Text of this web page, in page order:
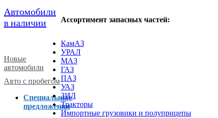
Автомобили
в наличии
Новые
автомобили
Авто с пробегом
Специальные
предложения
Ассортимент запасных частей:
КамАЗ
УРАЛ
МАЗ
ГАЗ
ПАЗ
УАЗ
ЗИЛ
Тракторы
Импортные грузовики и полуприцепы